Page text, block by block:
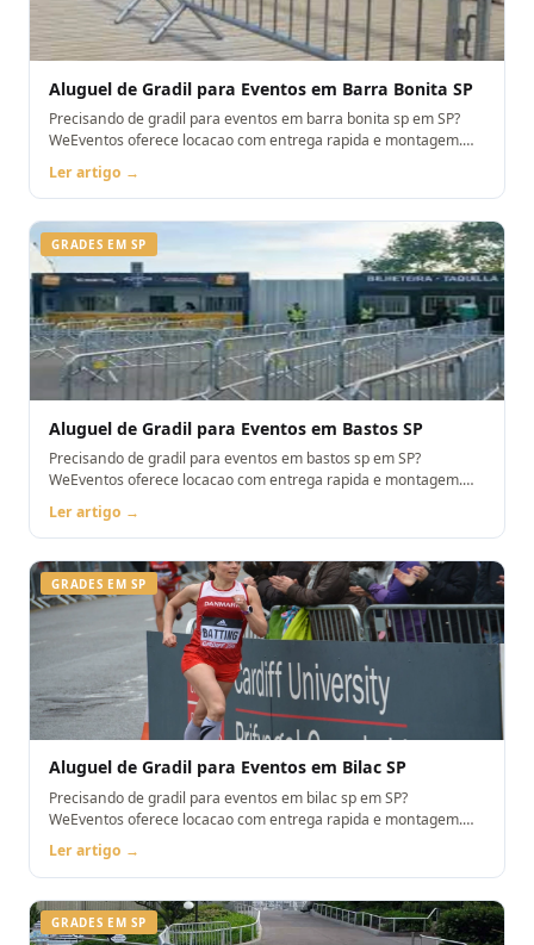
Aluguel de Gradil para Eventos em Barra Bonita SP
Precisando de gradil para eventos em barra bonita sp em SP?
WeEventos oferece locacao com entrega rapida e montagem.
Orcamento pelo WhatsApp.
Ler artigo →
GRADES EM SP
Aluguel de Gradil para Eventos em Bastos SP
Precisando de gradil para eventos em bastos sp em SP?
WeEventos oferece locacao com entrega rapida e montagem.
Orcamento pelo WhatsApp.
Ler artigo →
GRADES EM SP
Aluguel de Gradil para Eventos em Bilac SP
Precisando de gradil para eventos em bilac sp em SP?
WeEventos oferece locacao com entrega rapida e montagem.
Orcamento pelo WhatsApp.
Ler artigo →
GRADES EM SP